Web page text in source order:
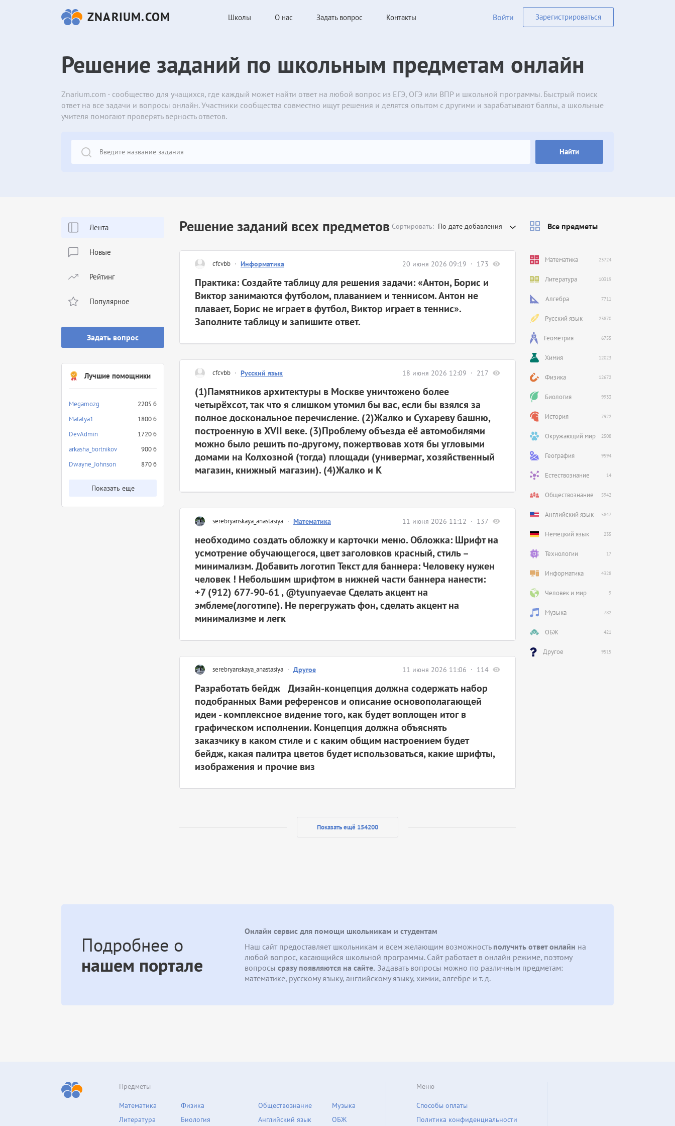
ZNARIUM.COM Школы О нас Задать вопрос Контакты Войти Зарегистрироваться
Решение заданий по школьным предметам онлайн
Znarium.com - сообщество для учащихся, где каждый может найти ответ на любой вопрос из ЕГЭ, ОГЭ или ВПР и школьной программы. Быстрый поиск
ответ на все задачи и вопросы онлайн. Участники сообщества совместно ищут решения и делятся опытом с другими и зарабатывают баллы, а школьные
учителя помогают проверять верность ответов.
Найти
Лента
Новые
Рейтинг
Популярное
Задать вопрос
Лучшие помощники
Megamozg
2205 б
Matalya1
1800 б
DevAdmin
1720 б
arkasha_bortnikov
900 б
Dwayne_Johnson
870 б
Показать еще
Решение заданий всех предметов Сортировать: По дате добавления
cfcvbb · Информатика 20 июня 2026 09:19 173
Практика: Создайте таблицу для решения задачи: «Антон, Борис и
Виктор занимаются футболом, плаванием и теннисом. Антон не
плавает, Борис не играет в футбол, Виктор играет в теннис».
Заполните таблицу и запишите ответ.
cfcvbb · Русский язык 18 июня 2026 12:09 217
(1)Памятников архитектуры в Москве уничтожено более
четырёхсот, так что я слишком утомил бы вас, если бы взялся за
полное доскональное перечисление. (2)Жалко и Сухареву башню,
построенную в XVII веке. (3)Проблему объезда её автомобилями
можно было решить по-другому, пожертвовав хотя бы угловыми
домами на Колхозной (тогда) площади (универмаг, хозяйственный
магазин, книжный магазин). (4)Жалко и К
serebryanskaya_anastasiya · Математика 11 июня 2026 11:12 137
необходимо создать обложку и карточки меню. Обложка: Шрифт на
усмотрение обучающегося, цвет заголовков красный, стиль –
минимализм. Добавить логотип Текст для баннера: Человеку нужен
человек ! Небольшим шрифтом в нижней части баннера нанести:
+7 (912) 677-90-61 , @tyunyaevae Сделать акцент на
эмблеме(логотипе). Не перегружать фон, сделать акцент на
минимализме и легк
serebryanskaya_anastasiya · Другое 11 июня 2026 11:06 114
Разработать бейдж Дизайн-концепция должна содержать набор
подобранных Вами референсов и описание основополагающей
идеи - комплексное видение того, как будет воплощен итог в
графическом исполнении. Концепция должна объяснять
заказчику в каком стиле и с каким общим настроением будет
бейдж, какая палитра цветов будет использоваться, какие шрифты,
изображения и прочие виз
Показать ещё 154200
Все предметы
Математика 23724
Литература 10319
Алгебра 7711
Русский язык 23870
Геометрия 6755
Химия 12023
Физика 12672
Биология 9933
История 7922
Окружающий мир 2508
География 9594
Естествознание 14
Обществознание 5942
Английский язык 5847
Немецкий язык 235
Технологии 17
Информатика 4328
Человек и мир 9
Музыка 782
ОБЖ 421
Другое 9515
Подробнее о
нашем портале
Онлайн сервис для помощи школьникам и студентам
Наш сайт предоставляет школьникам и всем желающим возможность получить ответ онлайн на
любой вопрос, касающийся школьной программы. Сайт работает в онлайн режиме, поэтому
вопросы сразу появляются на сайте. Задавать вопросы можно по различным предметам:
математике, русскому языку, английскому языку, химии, алгебре и т. д.
Предметы
Математика
Литература
Физика
Биология
Обществознание
Английский язык
Музыка
ОБЖ
Меню
Способы оплаты
Политика конфиденциальности